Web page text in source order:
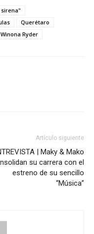
Querétaro
Winona Ryder
Artículo siguiente
| Maky & Mako
su carrera con el
estreno de su sencillo
“Música”